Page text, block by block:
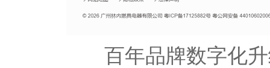
百年品牌数字化升